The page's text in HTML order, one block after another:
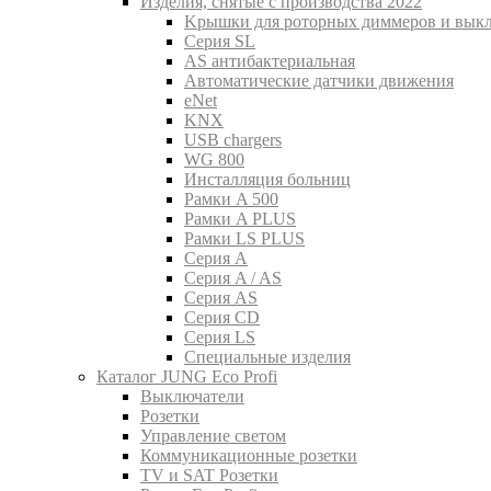
Kрышки для роторных диммеров и
Серия SL
AS антибактериальная
Aвтоматические датчики движения
eNet
KNX
USB chargers
WG 800
Инсталляция больниц
Рамки A 500
Рамки A PLUS
Рамки LS PLUS
Серия A
Серия A / AS
Серия AS
Серия CD
Серия LS
Специальные изделия
Каталог JUNG Eco Profi
Выключатели
Розетки
Управление светом
Коммуникационные розетки
TV и SAT Розетки